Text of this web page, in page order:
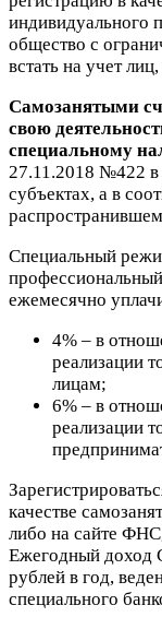
индивидуального
общество с
встать на учет
Самозанятыми
свою
специальному
27.11.2018 №422 в
субъектах, а в
Специальный
ежемесячно
4% – в
реализации
лицам;
6% – в
реализации
качестве
либо на сайте
Ежегодный доход
рублей в год,
специального